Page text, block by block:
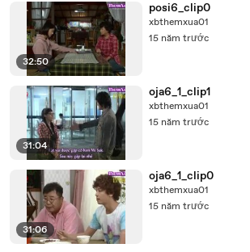
32:50
posi6_clip0
xbthemxua01
15 năm trước
31:04
oja6_1_clip1
xbthemxua01
15 năm trước
31:06
oja6_1_clip0
xbthemxua01
15 năm trước